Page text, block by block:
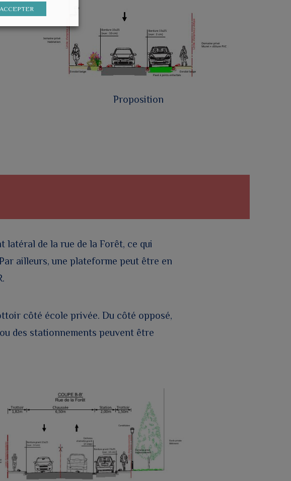
Proposition
de la rue de la Forêt, ce qui
ailleurs, une plateforme peut être en
côté école privée. Du côté opposé,
des stationnements peuvent être
ACCEPTER